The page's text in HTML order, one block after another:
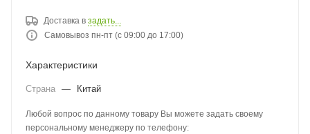
Доставка в задать...
Самовывоз пн-пт (с 09:00 до 17:00)
Характеристики
Страна — Китай
Любой вопрос по данному товару Вы можете задать своему
персональному менеджеру по телефону: